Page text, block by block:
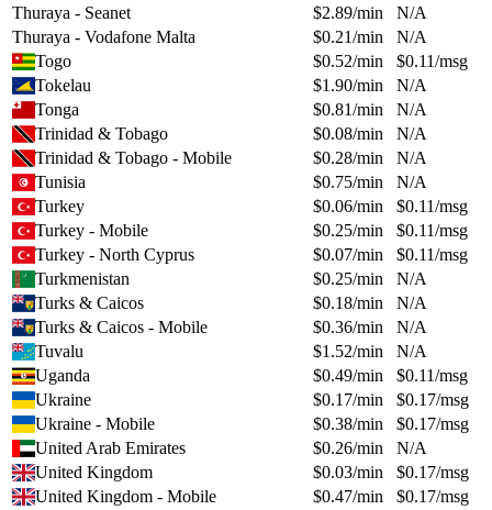
Thuraya - Seanet
$2.89/min
N/A
Thuraya - Vodafone Malta
$0.21/min
N/A
Togo
$0.52/min $0.11/msg
Tokelau
$1.90/min
N/A
Tonga
$0.81/min
N/A
Trinidad & Tobago
$0.08/min
N/A
Trinidad & Tobago - Mobile
$0.28/min
N/A
Tunisia
$0.75/min
N/A
Turkey
$0.06/min $0.11/msg
Turkey - Mobile
$0.25/min $0.11/msg
Turkey - North Cyprus
$0.07/min $0.11/msg
Turkmenistan
$0.25/min
N/A
Turks & Caicos
$0.18/min
N/A
Turks & Caicos - Mobile
$0.36/min
N/A
Tuvalu
$1.52/min
N/A
Uganda
$0.49/min $0.11/msg
Ukraine
$0.17/min $0.17/msg
Ukraine - Mobile
$0.38/min $0.17/msg
United Arab Emirates
$0.26/min
N/A
United Kingdom
$0.03/min $0.17/msg
United Kingdom - Mobile
$0.47/min $0.17/msg